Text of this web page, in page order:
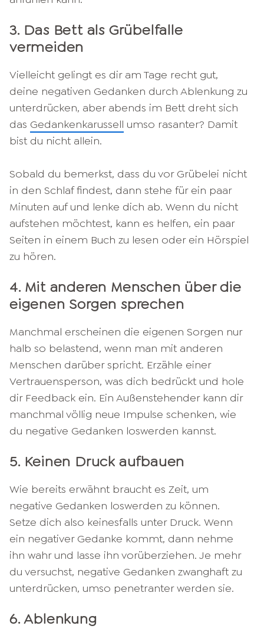
3. Das Bett als Grübelfalle
vermeiden
Vielleicht gelingt es dir am Tage recht gut,
deine negativen Gedanken durch Ablenkung zu
unterdrücken, aber abends im Bett dreht sich
das Gedankenkarussell umso rasanter? Damit
bist du nicht allein.
Sobald du bemerkst, dass du vor Grübelei nicht
in den Schlaf findest, dann stehe für ein paar
Minuten auf und lenke dich ab. Wenn du nicht
aufstehen möchtest, kann es helfen, ein paar
Seiten in einem Buch zu lesen oder ein Hörspiel
zu hören.
4. Mit anderen Menschen über die
eigenen Sorgen sprechen
Manchmal erscheinen die eigenen Sorgen nur
halb so belastend, wenn man mit anderen
Menschen darüber spricht. Erzähle einer
Vertrauensperson, was dich bedrückt und hole
dir Feedback ein. Ein Außenstehender kann dir
manchmal völlig neue Impulse schenken, wie
du negative Gedanken loswerden kannst.
5. Keinen Druck aufbauen
Wie bereits erwähnt braucht es Zeit, um
negative Gedanken loswerden zu können.
Setze dich also keinesfalls unter Druck. Wenn
ein negativer Gedanke kommt, dann nehme
ihn wahr und lasse ihn vorüberziehen. Je mehr
du versuchst, negative Gedanken zwanghaft zu
unterdrücken, umso penetranter werden sie.
6. Ablenkung